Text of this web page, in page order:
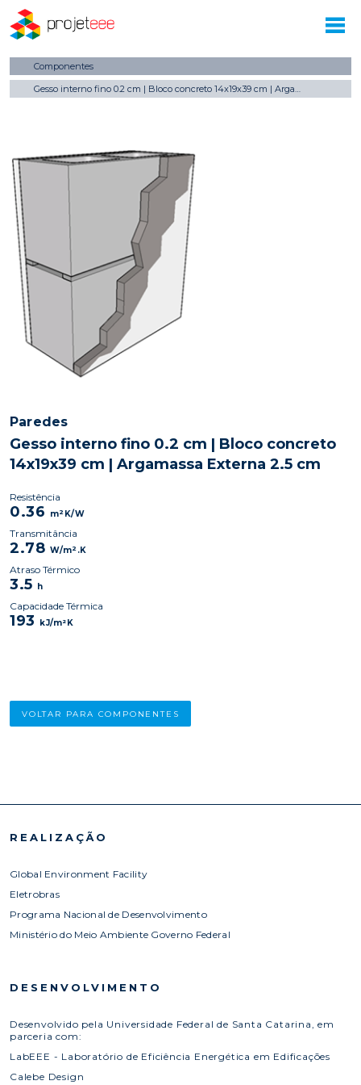
Componentes
Gesso interno fino 0.2 cm | Bloco concreto 14x19x39 cm | Argamassa Externa 2.5 cm
Paredes
Gesso interno fino 0.2 cm | Bloco concreto
14x19x39 cm | Argamassa Externa 2.5 cm
Resistência
0.36 m2 K/W
Transmitância
2.78 W/m2 .K
Atraso Térmico
3.5 h
Capacidade Térmica
193 kJ/m²K
VOLTAR PARA COMPONENTES
REALIZAÇÃO
Global Environment Facility
Eletrobras
Programa Nacional de Desenvolvimento
Ministério do Meio Ambiente Governo Federal
DESENVOLVIMENTO
Desenvolvido pela Universidade Federal de Santa Catarina, em
parceria com:
LabEEE - Laboratório de Eficiência Energética em Edificações
Calebe Design